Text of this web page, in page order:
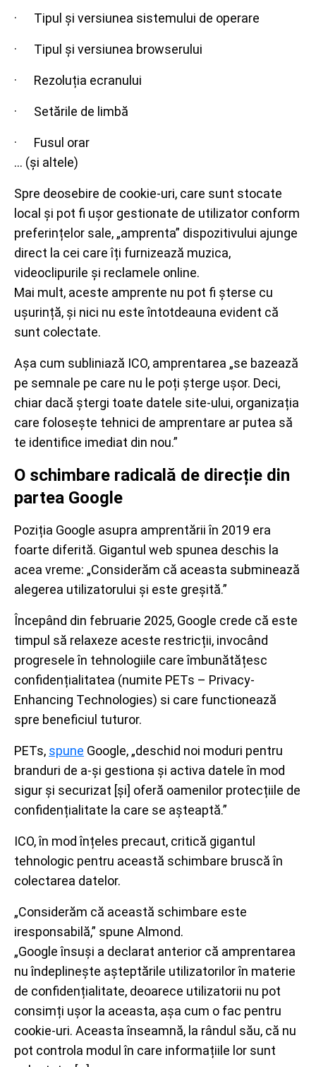
· Tipul și versiunea sistemului de operare
· Tipul și versiunea browserului
· Rezoluția ecranului
· Setările de limbă
· Fusul orar
... (și altele)
Spre deosebire de cookie-uri, care sunt stocate
local și pot fi ușor gestionate de utilizator conform
preferințelor sale, „amprenta” dispozitivului ajunge
direct la cei care îți furnizează muzica,
videoclipurile și reclamele online.
Mai mult, aceste amprente nu pot fi șterse cu
ușurință, și nici nu este întotdeauna evident că
sunt colectate.
Așa cum subliniază ICO, amprentarea „se bazează
pe semnale pe care nu le poți șterge ușor. Deci,
chiar dacă ștergi toate datele site-ului, organizația
care folosește tehnici de amprentare ar putea să
te identifice imediat din nou.”
O schimbare radicală de direcție din
partea Google
Poziția Google asupra amprentării în 2019 era
foarte diferită. Gigantul web spunea deschis la
acea vreme: „Considerăm că aceasta subminează
alegerea utilizatorului și este greșită.”
Începând din februarie 2025, Google crede că este
timpul să relaxeze aceste restricții, invocând
progresele în tehnologiile care îmbunătățesc
confidențialitatea (numite PETs – Privacy-
Enhancing Technologies) si care functionează
spre beneficiul tuturor.
PETs, spune Google, „deschid noi moduri pentru
branduri de a-și gestiona și activa datele în mod
sigur și securizat [și] oferă oamenilor protecțiile de
confidențialitate la care se așteaptă.”
ICO, în mod înțeles precaut, critică gigantul
tehnologic pentru această schimbare bruscă în
colectarea datelor.
„Considerăm că această schimbare este
iresponsabilă,” spune Almond.
„Google însuși a declarat anterior că amprentarea
nu îndeplinește așteptările utilizatorilor în materie
de confidențialitate, deoarece utilizatorii nu pot
consimți ușor la aceasta, așa cum o fac pentru
cookie-uri. Aceasta înseamnă, la rândul său, că nu
pot controla modul în care informațiile lor sunt